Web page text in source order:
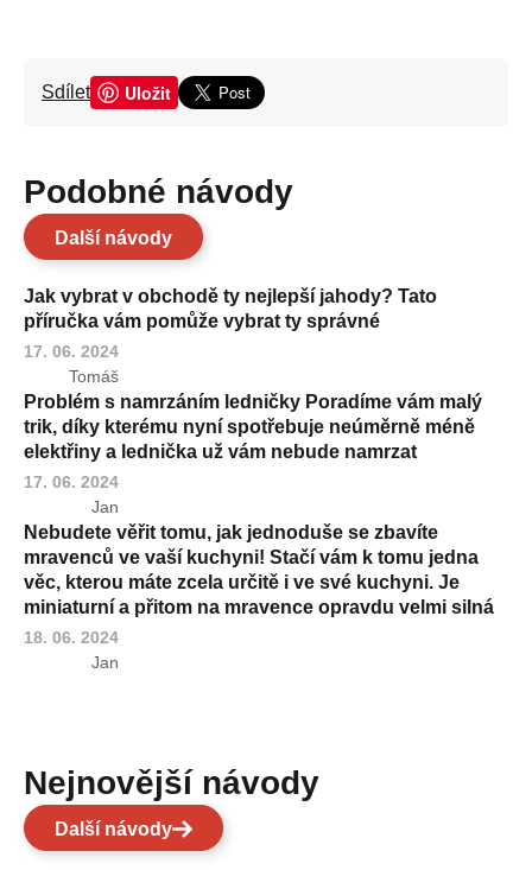
Sdílet Uložit
Podobné návody
Další návody
Jak vybrat v obchodě ty nejlepší jahody? Tato
příručka vám pomůže vybrat ty správné
17. 06. 2024
Tomáš
Problém s namrzáním ledničky Poradíme vám malý
trik, díky kterému nyní spotřebuje neúměrně méně
elektřiny a lednička už vám nebude namrzat
17. 06. 2024
Jan
Nebudete věřit tomu, jak jednoduše se zbavíte
mravenců ve vaší kuchyni! Stačí vám k tomu jedna
věc, kterou máte zcela určitě i ve své kuchyni. Je
miniaturní a přitom na mravence opravdu velmi silná
18. 06. 2024
Jan
Nejnovější návody
Další návody